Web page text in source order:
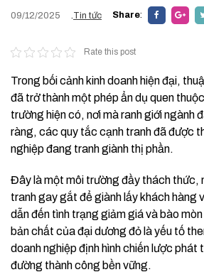
09/12/2025 Tin tức Share:
Rate this post
Trong bối cảnh kinh doanh hiện đại,
đã trở thành một phép ẩn dụ quen
trường hiện có, nơi mà ranh giới ngành
ràng, các quy tắc cạnh tranh đã được
nghiệp đang tranh giành thị phần.
Đây là một môi trường đầy thách thức,
tranh gay gắt để giành lấy khách hàng
dẫn đến tình trạng giảm giá và bào
bản chất của đại dương đỏ là yếu tố
doanh nghiệp định hình chiến lược phát
đường thành công bền vững.